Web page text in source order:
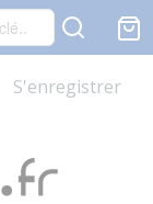
S'enregistrer